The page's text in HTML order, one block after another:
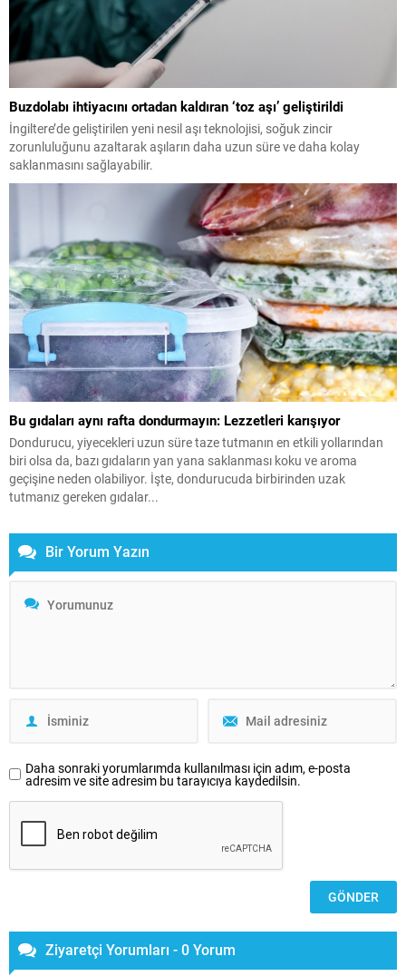
Buzdolabı ihtiyacını ortadan kaldıran ‘toz aşı’ geliştirildi
İngiltere’de geliştirilen yeni nesil aşı teknolojisi, soğuk zincir
zorunluluğunu azaltarak aşıların daha uzun süre ve daha kolay
saklanmasını sağlayabilir.
Bu gıdaları aynı rafta dondurmayın: Lezzetleri karışıyor
Dondurucu, yiyecekleri uzun süre taze tutmanın en etkili yollarından
biri olsa da, bazı gıdaların yan yana saklanması koku ve aroma
geçişine neden olabiliyor. İşte, dondurucuda birbirinden uzak
tutmanız gereken gıdalar...
Bir Yorum Yazın
Daha sonraki yorumlarımda kullanılması için adım, e-posta
adresim ve site adresim bu tarayıcıya kaydedilsin.
Ziyaretçi Yorumları - 0 Yorum